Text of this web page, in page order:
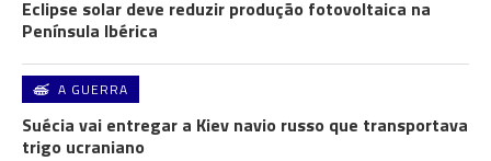
Eclipse solar deve reduzir produção fotovoltaica na
Península Ibérica
A GUERRA
Suécia vai entregar a Kiev navio russo que transportava
trigo ucraniano